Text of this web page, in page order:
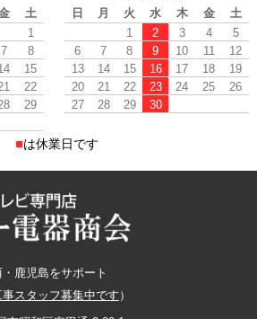
土
1
7
8
15
22
29
日 月 火 水 木 金
土
1
2 3 4
5
6
7 8 9 10 11
12
13
14 15 16 17 18
19
20
21 22 23 24 25
26
27
28 29 30
■は休業日です
鹿児島をサポート
スタッフ募集中です ）